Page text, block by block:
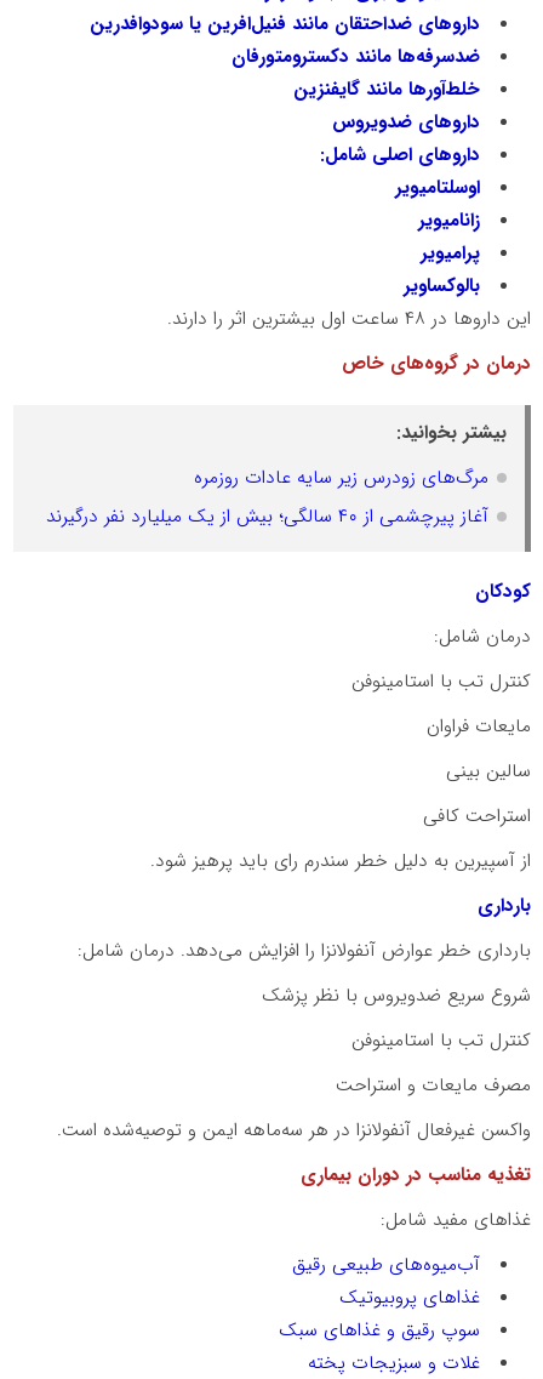
داروهای ضداحتقان مانند فنیل‌افرین یا سودوافدرین
ضدسرفه‌ها مانند دکسترومتورفان
خلط‌آورها مانند گایفنزین
داروهای ضدویروس
داروهای اصلی شامل:
اوسلتامیویر
زانامیویر
پرامیویر
بالوکساویر
این داروها در ۴۸ ساعت اول بیشترین اثر را دارند.
درمان در گروه‌های خاص
بیشتر بخوانید:
مرگ‌های زودرس زیر سایه عادات روزمره
آغاز پیرچشمی از ۴۰ سالگی؛ بیش از یک میلیارد نفر درگیرند
کودکان
درمان شامل:
کنترل تب با استامینوفن
مایعات فراوان
سالین بینی
استراحت کافی
از آسپیرین به دلیل خطر سندرم رای باید پرهیز شود.
بارداری
بارداری خطر عوارض آنفولانزا را افزایش می‌دهد. درمان شامل:
شروع سریع ضدویروس با نظر پزشک
کنترل تب با استامینوفن
مصرف مایعات و استراحت
واکسن غیرفعال آنفولانزا در هر سه‌ماهه ایمن و توصیه‌شده است.
تغذیه مناسب در دوران بیماری
غذاهای مفید شامل:
آب‌میوه‌های طبیعی رقیق
غذاهای پروبیوتیک
سوپ رقیق و غذاهای سبک
غلات و سبزیجات پخته